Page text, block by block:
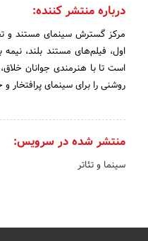
درباره منتشر کننده:
مرکز گسترش سینمای مستند و
اول، فیلم‌های مستند بلند، نیمه
است تا با هنرمندی جوانان
روشنی را برای سینمای پرافتخار
منتشر شده در سرویس:
سینما و تئاتر